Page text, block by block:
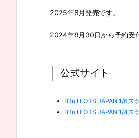
2025年8月発売です。
2024年8月30日から予約受
公式サイト
B’full FOTS JAPAN 1/6ス
B’full FOTS JAPAN 1/4ス